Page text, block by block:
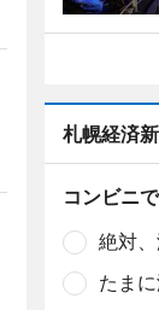
札幌経済
コンビニ
絶対、
たま